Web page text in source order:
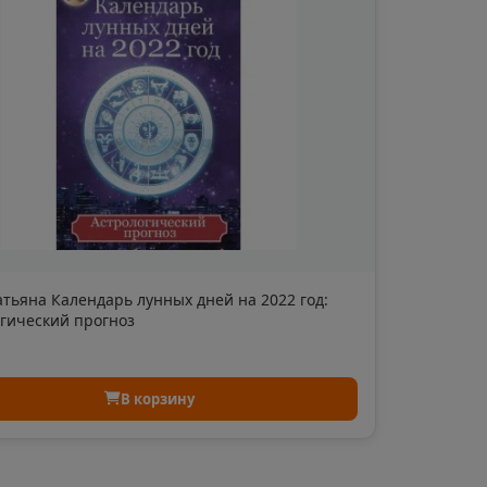
область
край
Календарь лунных дней на 2022 год:
прогноз
В корзину